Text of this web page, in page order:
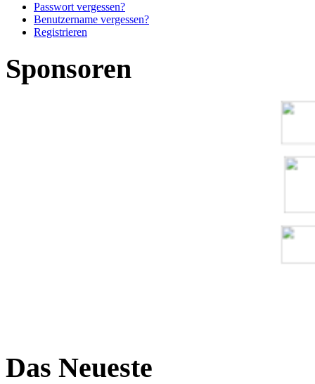
Passwort vergessen?
Benutzername vergessen?
Registrieren
Sponsoren
Das Neueste